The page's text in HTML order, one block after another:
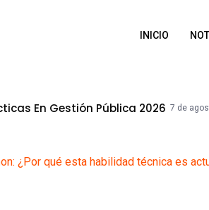
INICIO
2026 7 de agosto de 2026 28
¿Por qué esta habilidad técnica es